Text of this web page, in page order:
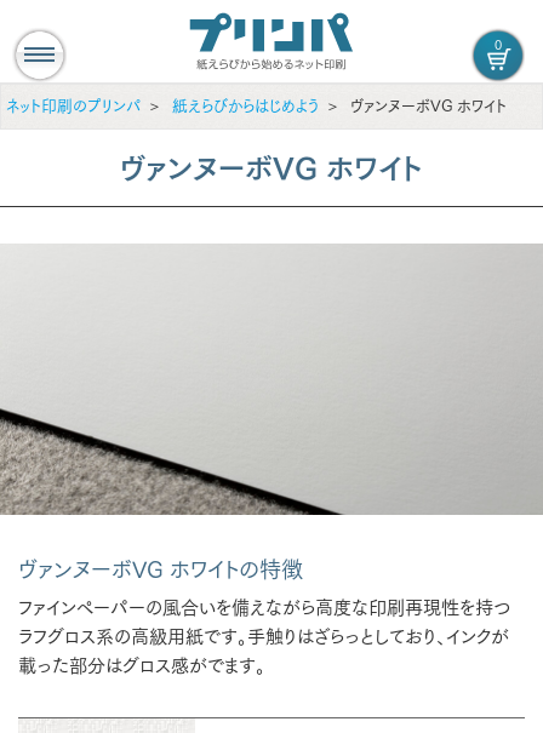
0
ネット印刷のプリンパ 紙えらびからはじめよう ヴァンヌーボVG ホワイト
ヴァンヌーボVG ホワイト
ヴァンヌーボVG ホワイトの特徴
ファインペーパーの風合いを備えながら高度な印刷再現性を持つ
ラフグロス系の高級用紙です。手触りはざらっとしており、インクが
載った部分はグロス感がでます。